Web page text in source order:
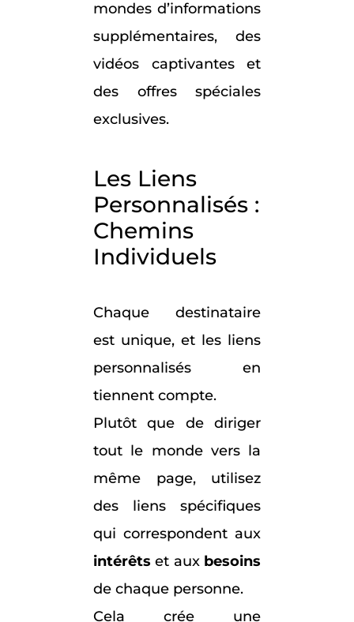
mondes d’informations
supplémentaires, des
vidéos captivantes et
des offres spéciales
exclusives.
Les Liens
Personnalisés :
Chemins
Individuels
Chaque destinataire
est unique, et les liens
personnalisés en
tiennent compte.
Plutôt que de diriger
tout le monde vers la
même page, utilisez
des liens spécifiques
qui correspondent aux
intérêts et aux besoins
de chaque personne.
Cela crée une